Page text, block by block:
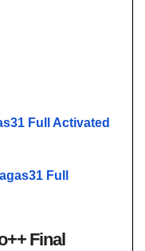
Full Activated
Full
Final